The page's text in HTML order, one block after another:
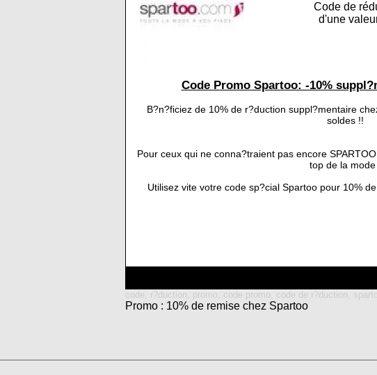
Code de
d'une
Code Promo Spartoo: -10%
B?n?ficiez de 10% de r?duction suppl?mentaire
soldes !!
Pour ceux qui ne conna?traient pas encore
top de la mode
Utilisez vite votre code sp?cial Spartoo pour 10%
code, r?duction, promo, code promo, code de r?duction,
Promo : 10% de remise chez Spartoo